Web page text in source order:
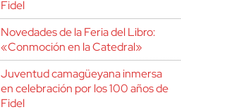
Fidel
Novedades de la Feria del Libro:
«Conmoción en la Catedral»
Juventud camagüeyana inmersa
en celebración por los 100 años de
Fidel